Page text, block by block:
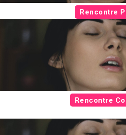
Rencontre
Rencontre